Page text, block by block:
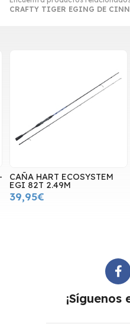
CRAFTY TIGER EGING DE
CAÑA HART ECOSYSTEM
EGI 82T 2.49M
39,95€
¡Síguenos